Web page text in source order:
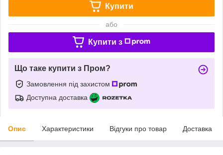
Купити
або
Купити з
Що таке купити з Пром?
Замовлення під захистом
Доступна доставка
Опис Характеристики Відгуки про товар Доставка